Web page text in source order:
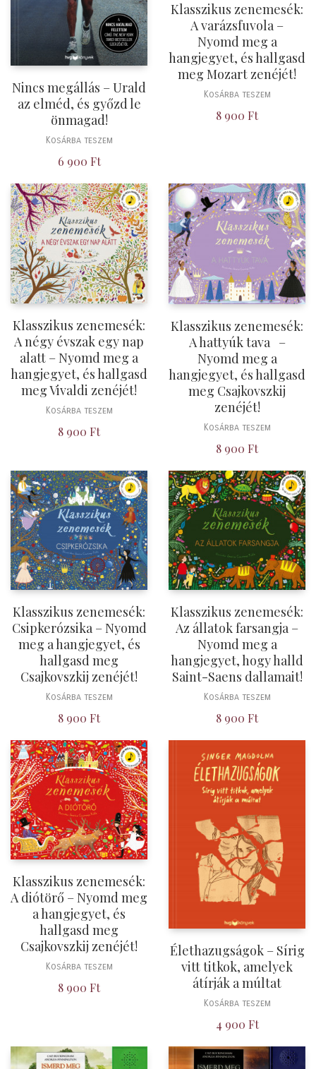
Nincs megállás – Urald
az elméd, és győzd le
önmagad!
Kosárba teszem
6 900 Ft
Klasszikus zenemesék:
A varázsfuvola –
Nyomd meg a
hangjegyet, és hallgasd
meg Mozart zenéjét!
Kosárba teszem
8 900 Ft
Klasszikus zenemesék:
A négy évszak egy nap
alatt – Nyomd meg a
hangjegyet, és hallgasd
meg Vivaldi zenéjét!
Kosárba teszem
8 900 Ft
Klasszikus zenemesék:
A hattyúk tava –
Nyomd meg a
hangjegyet, és hallgasd
meg Csajkovszkij
zenéjét!
Kosárba teszem
8 900 Ft
Klasszikus zenemesék:
Csipkerózsika – Nyomd
meg a hangjegyet, és
hallgasd meg
Csajkovszkij zenéjét!
Kosárba teszem
8 900 Ft
Klasszikus zenemesék:
Az állatok farsangja –
Nyomd meg a
hangjegyet, hogy halld
Saint-Saens dallamait!
Kosárba teszem
8 900 Ft
Klasszikus zenemesék:
A diótörő – Nyomd meg
a hangjegyet, és
hallgasd meg
Csajkovszkij zenéjét!
Kosárba teszem
8 900 Ft
Élethazugságok – Sírig
vitt titkok, amelyek
átírják a múltat
Kosárba teszem
4 900 Ft